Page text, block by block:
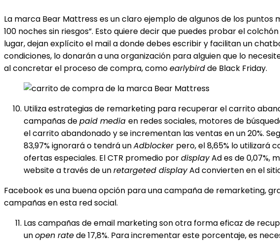
La marca Bear Mattress es un claro ejemplo de algunos de los
100 noches sin riesgos”. Esto quiere decir que puedes probar el
lugar, dejan explícito el mail a donde debes escribir y facilitan un
condiciones, lo donarán a una organización para alguien que lo
al concretar el proceso de compra, comoearlybirdde Black Friday.
Utiliza estrategias de remarketing para recuperar el carrito
campañas depaid media en redes sociales, motores de
el carrito abandonado y se incrementan las ventas en un 20%.
83,97% ignorará o tendrá unAdblocker pero, el 8,65% lo utilizará
ofertas especiales. El CTR promedio pordisplayAd es de 0,07%,
website a través de unretargeted displayAd convierten en el
Facebook es una buena opción para una campaña de remarketing,
campañas en esta red social.
Las campañas de email marketing son otra forma eficaz de
unopen ratede 17,8%. Para incrementar este porcentaje, es